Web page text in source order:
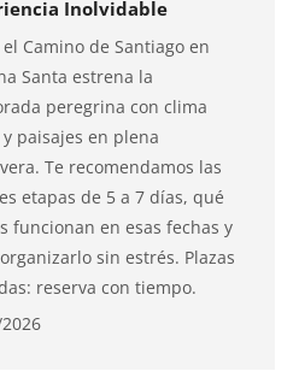
Inolvidable
el Camino de Santiago en
Santa estrena la
peregrina con clima
paisajes en plena
Te recomendamos las
etapas de 5 a 7 días, qué
funcionan en esas fechas y
sin estrés. Plazas
reserva con tiempo.